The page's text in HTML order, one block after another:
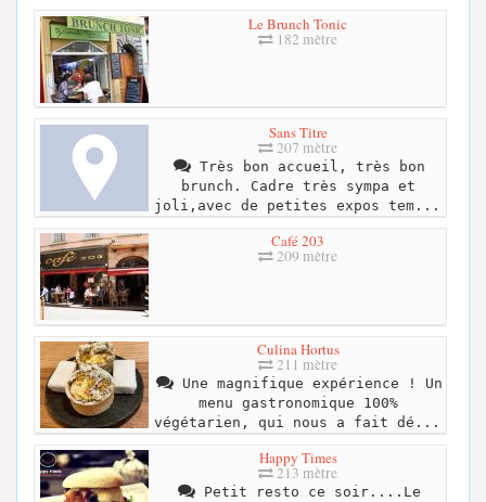
Le Brunch Tonic
182 mètre
Sans Titre
207 mètre
Très bon accueil, très bon
brunch. Cadre très sympa et
joli,avec de petites expos tem...
Café 203
209 mètre
Culina Hortus
211 mètre
Une magnifique expérience ! Un
menu gastronomique 100%
végétarien, qui nous a fait dé...
Happy Times
213 mètre
Petit resto ce soir....Le